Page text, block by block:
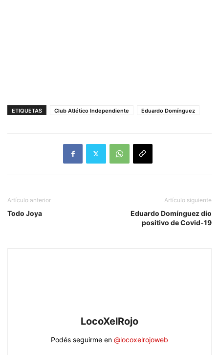
ETIQUETAS Club Atlético Independiente Eduardo Domínguez
Artículo anterior
Todo Joya
Artículo siguiente
Eduardo Domínguez dio
positivo de Covid-19
LocoXelRojo
Podés seguirme en @locoxelrojoweb